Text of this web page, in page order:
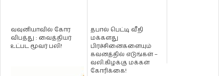
வவுனியாவில் கோர
விபத்து : வைத்தியர்
உட்பட மூவர் பலி!
தபால் பெட்டி வீதி
மக்களது
பிரச்சினைகளையும்
கவனத்தில் எடுங்கள் –
வலி.கிழக்கு மக்கள்
கோரிக்கை!